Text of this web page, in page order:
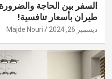
السفر بين الحاجة
طيران بأسعار تنافسية!
ديسمبر 26, 2024 Majde Nouri